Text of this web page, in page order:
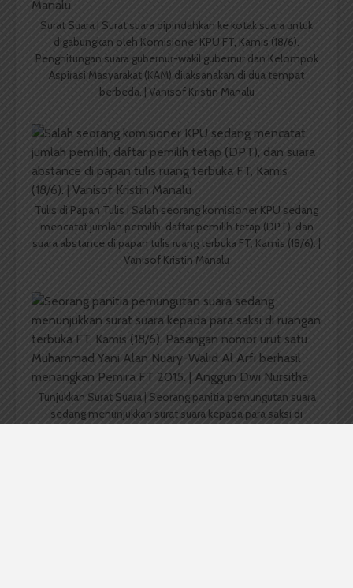
Surat Suara | Surat suara dipindahkan ke kotak suara untuk
digabungkan oleh Komisioner KPU FT, Kamis (18/6).
Penghitungan suara gubernur-wakil gubernur dan Kelompok
Aspirasi Masyarakat (KAM) dilaksanakan di dua tempat
berbeda. | Vanisof Kristin Manalu
Tulis di Papan Tulis | Salah seorang komisioner KPU sedang
mencatat jumlah pemilih, daftar pemilih tetap (DPT), dan
suara abstance di papan tulis ruang terbuka FT, Kamis (18/6). |
Vanisof Kristin Manalu
Tunjukkan Surat Suara | Seorang panitia pemungutan suara
sedang menunjukkan surat suara kepada para saksi di